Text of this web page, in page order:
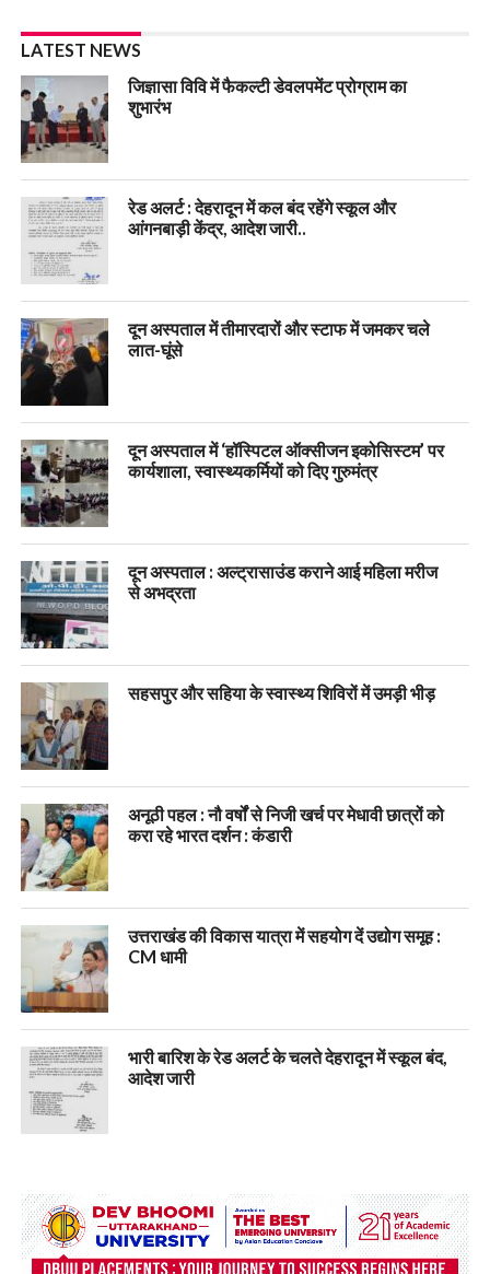
LATEST NEWS
जिज्ञासा विवि में फैकल्टी डेवलपमेंट प्रोग्राम का
शुभारंभ
रेड अलर्ट : देहरादून में कल बंद रहेंगे स्कूल और
आंगनबाड़ी केंद्र, आदेश जारी..
दून अस्पताल में तीमारदारों और स्टाफ में जमकर चले
लात-घूंसे
दून अस्पताल में ‘हॉस्पिटल ऑक्सीजन इकोसिस्टम’ पर
कार्यशाला, स्वास्थ्यकर्मियों को दिए गुरुमंत्र
दून अस्पताल : अल्ट्रासाउंड कराने आई महिला मरीज
से अभद्रता
सहसपुर और सहिया के स्वास्थ्य शिविरों में उमड़ी भीड़
अनूठी पहल : नौ वर्षों से निजी खर्च पर मेधावी छात्रों को
करा रहे भारत दर्शन : कंडारी
उत्तराखंड की विकास यात्रा में सहयोग दें उद्योग समूह :
CM धामी
भारी बारिश के रेड अलर्ट के चलते देहरादून में स्कूल बंद,
आदेश जारी